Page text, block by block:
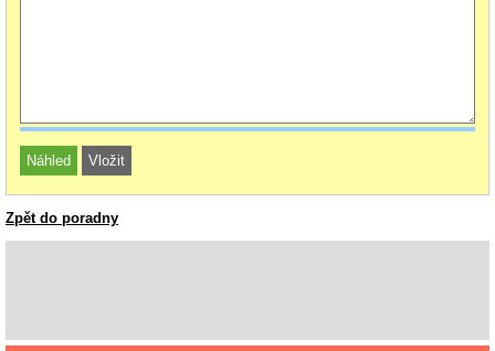
Zpět do poradny